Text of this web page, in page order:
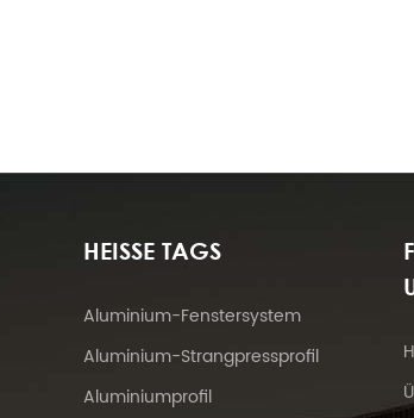
HEISSE TAGS
Aluminium-Fenstersystem
Aluminium-Strangpressprofil
Aluminiumprofil